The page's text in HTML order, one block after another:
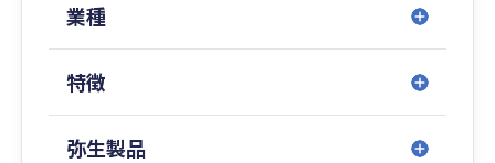
業種
特徴
弥生製品